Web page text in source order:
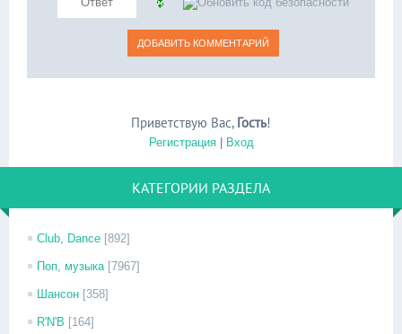
Приветствую Вас, Гость!
Регистрация| Вход
КАТЕГОРИИ РАЗДЕЛА
Club, Dance [892]
Поп, музыка [7967]
Шансон [358]
R'N'B [164]